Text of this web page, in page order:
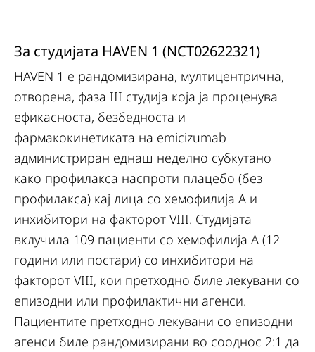
За студијата HAVEN 1 (NCT02622321)
HAVEN 1 е рандомизирана, мултицентрична,
отворена, фаза III студија која ја проценува
ефикасноста, безбедноста и
фармакокинетиката на emicizumab
администриран еднаш неделно субкутано
како профилакса наспроти плацебо (без
профилакса) кај лица со хемофилија А и
инхибитори на факторот VIII. Студијата
вклучила 109 пациенти со хемофилија А (12
години или постари) со инхибитори на
факторот VIII, кои претходно биле лекувани со
епизодни или профилактични агенси.
Пациентите претходно лекувани со епизодни
агенси биле рандомизирани во сооднос 2:1 да